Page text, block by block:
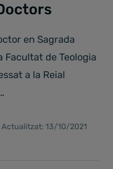
en Sagrada
Facultat de Teologia
a la Reial
13/10/2021